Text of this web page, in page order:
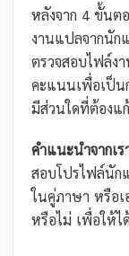
หลังจาก 4 ขั้นต
งานแปลจากนัก
ตรวจสอบไฟล์ง
คะแนนเพื่อเป็น
มีส่วนใดที่ต้องแ
คำแนะนำจากเร
สอบโปรไฟล์นั
ในคู่ภาษา หรือเ
หรือไม่ เพื่อให้